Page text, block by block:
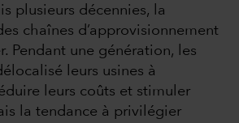
plusieurs décennies, la
chaînes d’approvisionnement
Pendant une génération, les
leurs usines à
leurs coûts et stimuler
la tendance à privilégier